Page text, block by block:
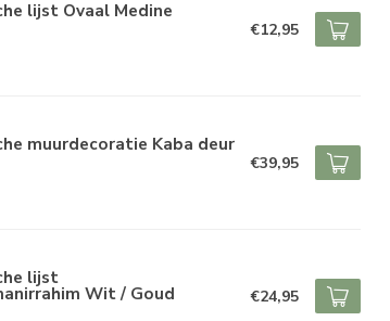
lijst Ovaal Medine
€12,95
muurdecoratie Kaba deur
€39,95
lijst
Wit / Goud €24,95